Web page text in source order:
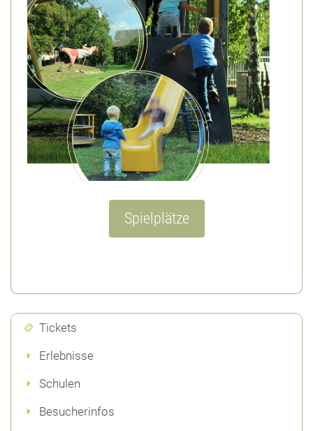
Spielplätze
Tickets
Erlebnisse
Schulen
Besucherinfos